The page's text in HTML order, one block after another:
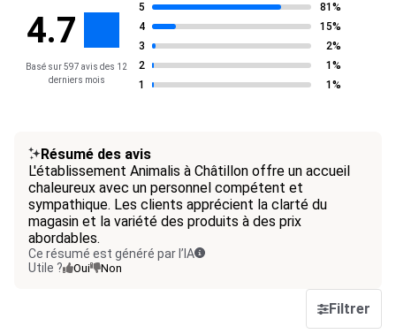
4.7
Basé sur 597 avis des 12
derniers mois
5
81%
4
15%
3
2%
2
1%
1
1%
Résumé des avis
L'établissement Animalis à Châtillon offre un accueil
chaleureux avec un personnel compétent et
sympathique. Les clients apprécient la clarté du
magasin et la variété des produits à des prix
abordables.
Ce résumé est généré par l’IA
Utile ?
Oui Non
Filtrer